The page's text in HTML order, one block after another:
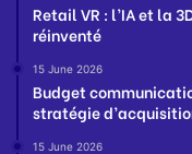
Retail VR : l’IA et la
réinventé
15 June 2026
Budget
stratégie
15 June 2026